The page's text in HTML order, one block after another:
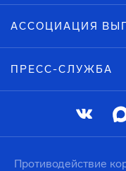
АССОЦИАЦИЯ
ПРЕСС-СЛУЖБА
Противодействие